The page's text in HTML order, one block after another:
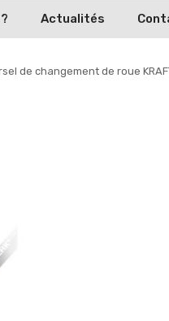
Actualités
de changement de roue